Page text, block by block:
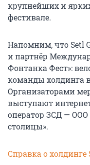
крупнейших и
фестивале.
Напомним, что Setl
и партнёр
Фонтанка Фест»:
команды холдинга
Организаторами
выступают
оператор ЗСД — ООО
столицы».
Справка о холдинге